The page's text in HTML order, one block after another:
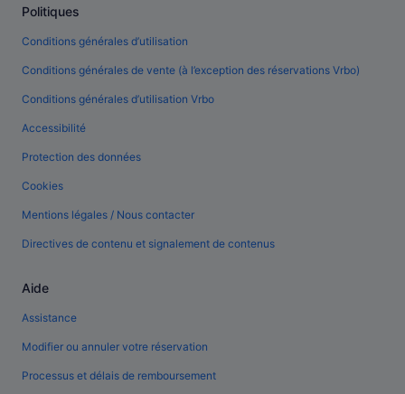
Politiques
Conditions générales d’utilisation
Conditions générales de vente (à l’exception des réservations Vrbo)
Conditions générales d’utilisation Vrbo
Accessibilité
Protection des données
Cookies
Mentions légales / Nous contacter
Directives de contenu et signalement de contenus
Aide
Assistance
Modifier ou annuler votre réservation
Processus et délais de remboursement